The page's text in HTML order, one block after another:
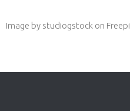
Image by studiogstock on